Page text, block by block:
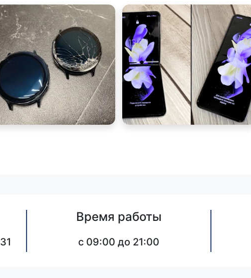
Время работы
c 09:00 до 21:00